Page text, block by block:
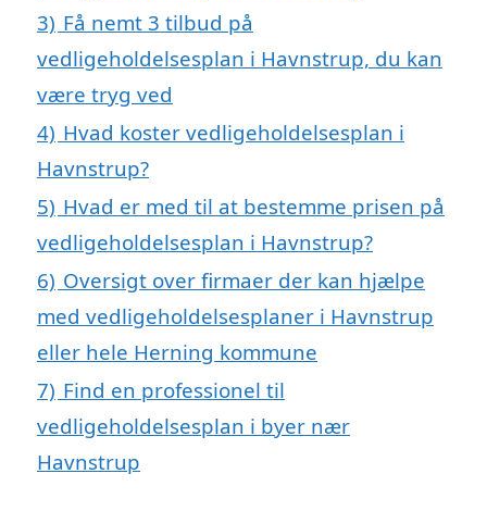
3) Få nemt 3 tilbud på
vedligeholdelsesplan i Havnstrup, du kan
være tryg ved
4) Hvad koster vedligeholdelsesplan i
Havnstrup?
5) Hvad er med til at bestemme prisen på
vedligeholdelsesplan i Havnstrup?
6) Oversigt over firmaer der kan hjælpe
med vedligeholdelsesplaner i Havnstrup
eller hele Herning kommune
7) Find en professionel til
vedligeholdelsesplan i byer nær
Havnstrup